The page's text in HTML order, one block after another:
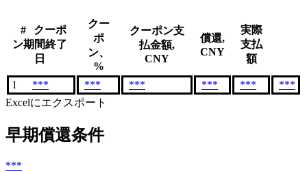
#
クーポ
ン期間終了
日
クー
ポ
ン、
%
クーポン支
払金額,
CNY
償還,
CNY
実際
支払
額
1 *** *** *** *** ***
***
Excelにエクスポート
早期償還条件
***